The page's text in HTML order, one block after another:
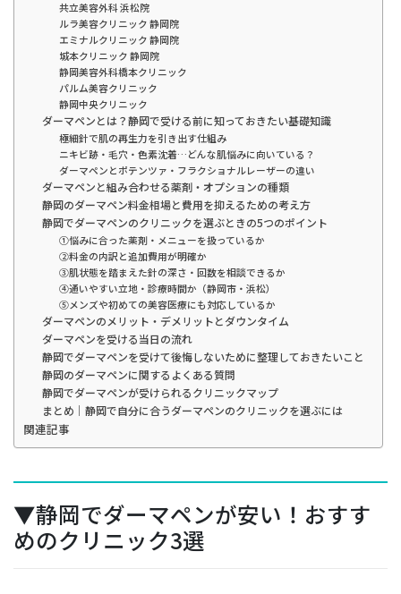
共立美容外科 浜松院
ルラ美容クリニック 静岡院
エミナルクリニック 静岡院
城本クリニック 静岡院
静岡美容外科橋本クリニック
パルム美容クリニック
静岡中央クリニック
ダーマペンとは？静岡で受ける前に知っておきたい基礎知識
極細針で肌の再生力を引き出す仕組み
ニキビ跡・毛穴・色素沈着…どんな肌悩みに向いている？
ダーマペンとポテンツァ・フラクショナルレーザーの違い
ダーマペンと組み合わせる薬剤・オプションの種類
静岡のダーマペン料金相場と費用を抑えるための考え方
静岡でダーマペンのクリニックを選ぶときの5つのポイント
①悩みに合った薬剤・メニューを扱っているか
②料金の内訳と追加費用が明確か
③肌状態を踏まえた針の深さ・回数を相談できるか
④通いやすい立地・診療時間か（静岡市・浜松）
⑤メンズや初めての美容医療にも対応しているか
ダーマペンのメリット・デメリットとダウンタイム
ダーマペンを受ける当日の流れ
静岡でダーマペンを受けて後悔しないために整理しておきたいこと
静岡のダーマペンに関するよくある質問
静岡でダーマペンが受けられるクリニックマップ
まとめ｜静岡で自分に合うダーマペンのクリニックを選ぶには
関連記事
▼静岡でダーマペンが安い！おすす
めのクリニック3選